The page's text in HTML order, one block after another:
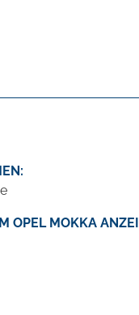
OPEL MOKKA